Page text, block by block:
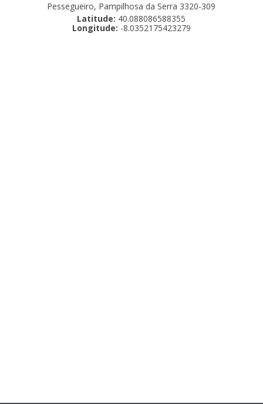
Pessegueiro, Pampilhosa da Serra 3320-309
Latitude: 40.088086588355
Longitude: -8.0352175423279